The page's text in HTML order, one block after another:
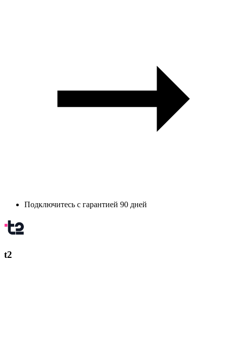
Подключитесь с гарантией 90 дней
t2